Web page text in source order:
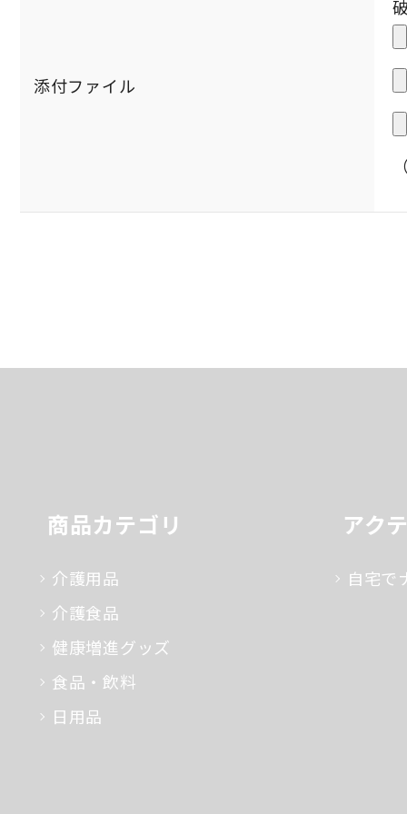
添付ファイル
商品カテゴリ
介護用品
介護食品
健康増進グッズ
食品・飲料
日用品
アク
自宅で